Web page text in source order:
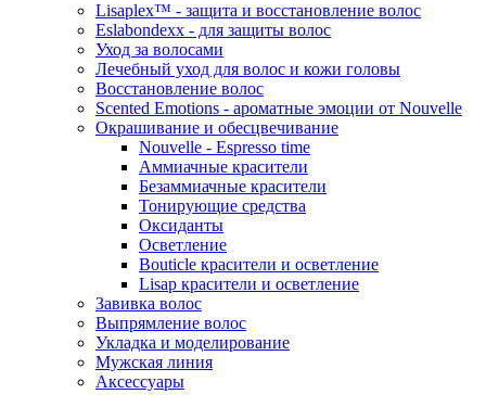
Lisaplex™ - защита и восстановление волос
Eslabondexx - для защиты волос
Уход за волосами
Лечебный уход для волос и кожи головы
Восстановление волос
Scented Emotions - ароматные эмоции от Nouvelle
Окрашивание и обесцвечивание
Nouvelle - Espresso time
Аммиачные красители
Безаммиачные красители
Тонирующие средства
Оксиданты
Осветление
Bouticle красители и осветление
Lisap красители и осветление
Завивка волос
Выпрямление волос
Укладка и моделирование
Мужская линия
Аксессуары